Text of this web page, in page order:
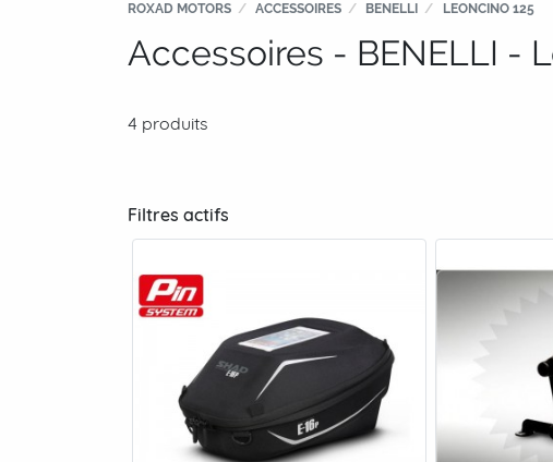
ROXAD MOTORS ACCESSOIRES BENELLI LEONCINO 125
Accessoires - BENELLI -
4 produits
Filtres actifs